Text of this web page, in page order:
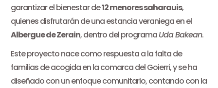
garantizar el bienestar de12 menores saharauis,
quienes disfrutarán de una estancia veraniega en el
Albergue de Zerain, dentro del programaUda Bakean.
Este proyecto nace como respuesta a la falta de
familias de acogida en la comarca del Goierri, y se ha
diseñado con un enfoque comunitario, contando con la